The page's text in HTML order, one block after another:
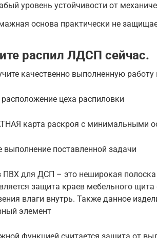
уровень устойчивости от
основа практически не
распил ЛДСП сейчас.
качественно выполненную
цеха распиловки
карта раскроя с минимальными
выполнение поставленной задачи
ПВХ для ДСП – это неширокая
защита краев мебельного
влаги внутрь. Также данное
элемент
функцией считается защита от